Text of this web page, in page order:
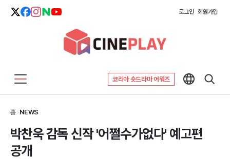
로그인 회원가입
코리아 숏드라마 어워즈
홈>NEWS
박찬욱 감독 신작 '어쩔수가없다' 예고편
공개